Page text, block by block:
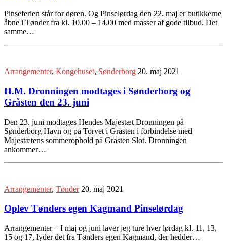
Pinseferien står for døren. Og Pinselørdag den 22. maj er butikkerne
åbne i Tønder fra kl. 10.00 – 14.00 med masser af gode tilbud. Det
samme…
Arrangementer, Kongehuset, Sønderborg 20. maj 2021
H.M. Dronningen modtages i Sønderborg og
Gråsten den 23. juni
Den 23. juni modtages Hendes Majestæt Dronningen på
Sønderborg Havn og på Torvet i Gråsten i forbindelse med
Majestætens sommerophold på Gråsten Slot. Dronningen
ankommer…
Arrangementer, Tønder 20. maj 2021
Oplev Tønders egen Kagmand Pinselørdag
Arrangementer – I maj og juni laver jeg ture hver lørdag kl. 11, 13,
15 og 17, lyder det fra Tønders egen Kagmand, der hedder…